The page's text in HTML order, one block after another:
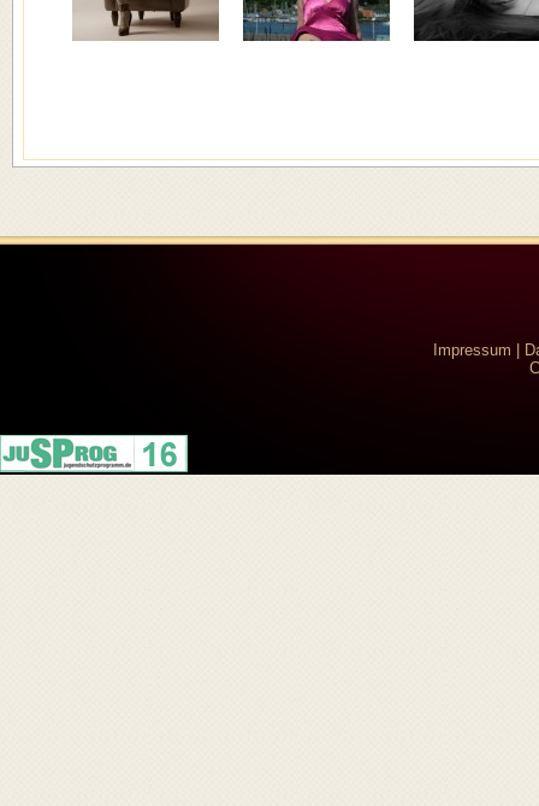
Impressum